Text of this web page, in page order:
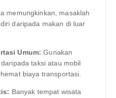
memungkinkan, masaklah
daripada makan di luar
Umum: Gunakan
taksi atau mobil
biaya transportasi.
Banyak tempat wisata